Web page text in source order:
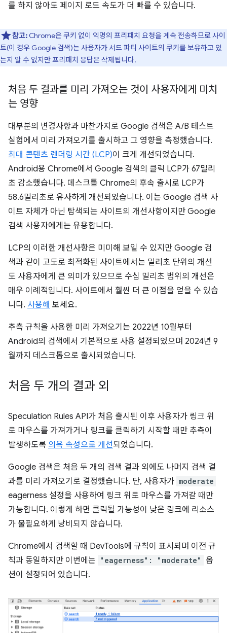
를 하지 않아도 페이지 로드 속도가 더 빠를 수 있습니다.
참고: Chrome은 쿠키 없이 익명의 프리패치 요청을 계속 전송하므로 사이
트(이 경우 Google 검색)는 사용자가 서드 파티 사이트의 쿠키를 보유하고 있
는지 알 수 없지만 프리패치 응답은 삭제됩니다.
처음 두 결과를 미리 가져오는 것이 사용자에게 미치
는 영향
대부분의 변경사항과 마찬가지로 Google 검색은 A/B 테스트
실험에서 미리 가져오기를 출시하고 그 영향을 측정했습니다.
최대 콘텐츠 렌더링 시간 (LCP)이 크게 개선되었습니다.
Android용 Chrome에서 Google 검색의 클릭 LCP가 67밀리
초 감소했습니다. 데스크톱 Chrome의 후속 출시로 LCP가
58.6밀리초로 유사하게 개선되었습니다. 이는 Google 검색 사
이트 자체가 아닌 탐색되는 사이트의 개선사항이지만 Google
검색 사용자에게는 유용합니다.
LCP의 이러한 개선사항은 미미해 보일 수 있지만 Google 검
색과 같이 고도로 최적화된 사이트에서는 밀리초 단위의 개선
도 사용자에게 큰 의미가 있으므로 수십 밀리초 범위의 개선은
매우 이례적입니다. 사이트에서 훨씬 더 큰 이점을 얻을 수 있습
니다. 사용해 보세요.
추측 규칙을 사용한 미리 가져오기는 2022년 10월부터
Android의 검색에서 기본적으로 사용 설정되었으며 2024년 9
월까지 데스크톱으로 출시되었습니다.
처음 두 개의 결과 외
Speculation Rules API가 처음 출시된 이후 사용자가 링크 위
로 마우스를 가져가거나 링크를 클릭하기 시작할 때만 추측이
발생하도록 의욕 속성으로 개선되었습니다.
Google 검색은 처음 두 개의 검색 결과 외에도 나머지 검색 결
과를 미리 가져오기로 결정했습니다. 단, 사용자가 moderate
eagerness 설정을 사용하여 링크 위로 마우스를 가져갈 때만
가능합니다. 이렇게 하면 클릭될 가능성이 낮은 링크에 리소스
가 불필요하게 낭비되지 않습니다.
Chrome에서 검색할 때 DevTools에 규칙이 표시되며 이전 규
칙과 동일하지만 이번에는 "eagerness": "moderate"
옵
션이 설정되어 있습니다.